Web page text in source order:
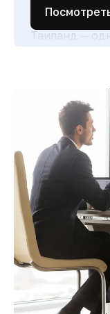
аренды
Таиланд —
высокий
Простая и
покупка
Понятная
делают
Комфортная
развитая
школы,
уровень
для жизни и